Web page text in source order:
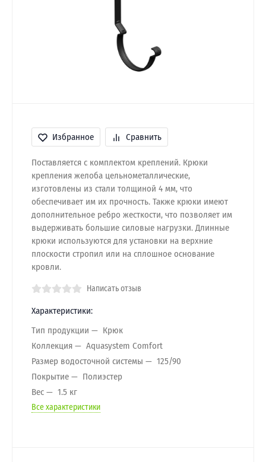
Избранное Сравнить
Поставляется с комплектом креплений. Крюки
крепления желоба цельнометаллические,
изготовлены из стали толщиной 4 мм, что
обеспечивает им их прочность. Также крюки имеют
дополнительное ребро жесткости, что позволяет им
выдерживать большие силовые нагрузки. Длинные
крюки используются для установки на верхние
плоскости стропил или на сплошное основание
кровли.
Написать отзыв
Характеристики:
Тип продукции
Крюк
Коллекция
Aquasystem Comfort
Размер водосточной системы
125/90
Покрытие
Полиэстер
Вес
1.5 кг
Все характеристики